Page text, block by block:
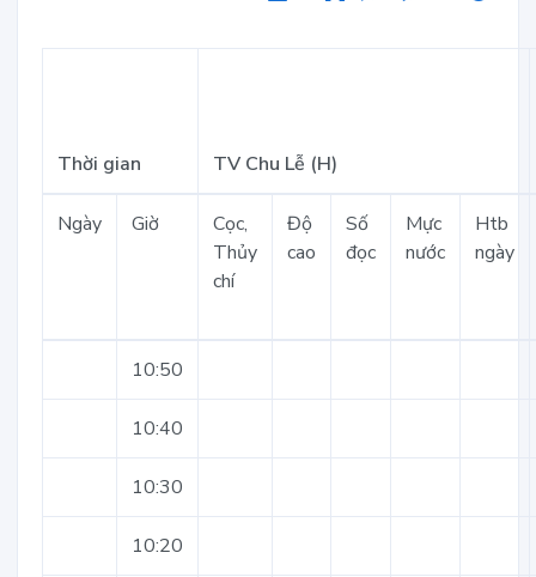
Thời gian TV Chu Lễ (H)
Ngày Giờ
Cọc,
Thủy
chí
Độ
cao
Số
đọc
Mực
nước
Htb
ngày
10:50
10:40
10:30
10:20